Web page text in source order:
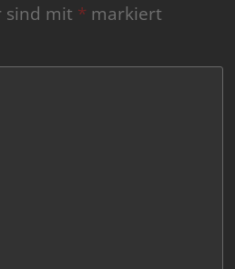
sind mit * markiert